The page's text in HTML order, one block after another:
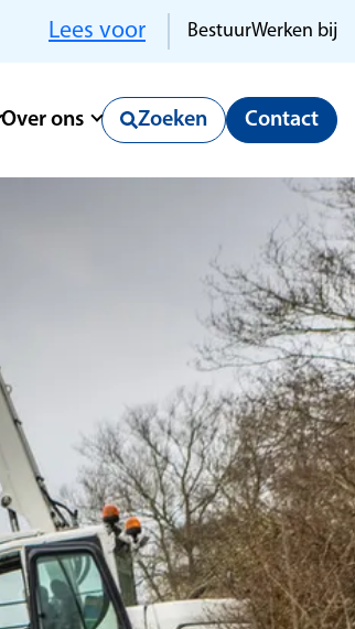
Lees voor BestuurWerken bij
Over ons Zoeken Contact